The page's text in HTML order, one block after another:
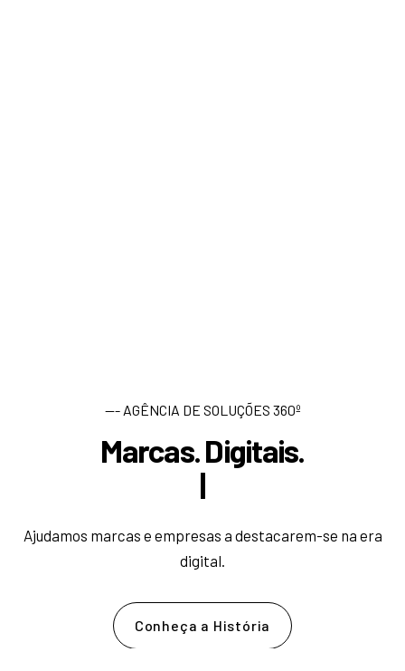
--- AGÊNCIA DE SOLUÇÕES 360º
Marcas. Digitais.
es
Ajudamos marcas e empresas a destacarem-se na era
digital.
Conheça a História